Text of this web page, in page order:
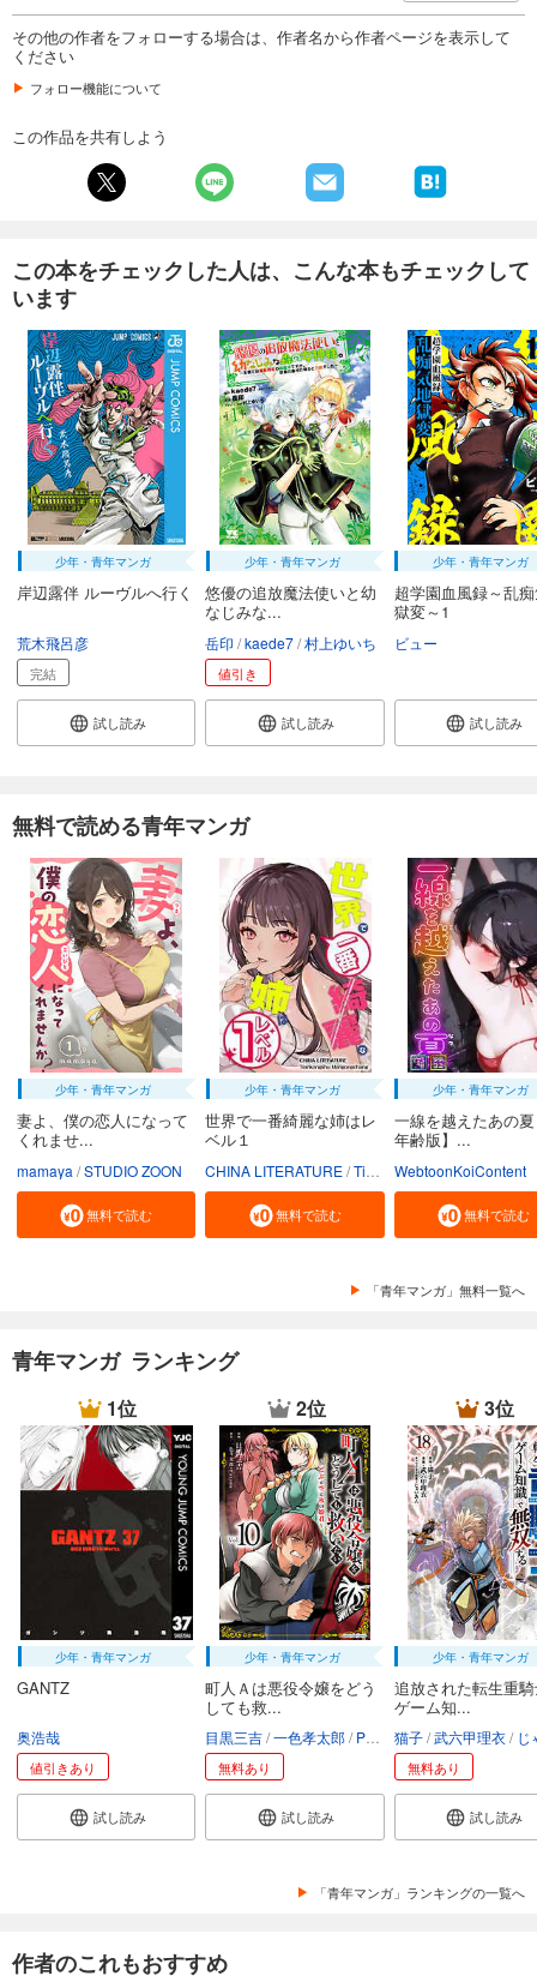
あらすじを表示する
その他の作者をフォローする場合は、作者名から作者ページを表示して
ください
フォロー機能について
この作品を共有しよう
この本をチェックした人は、こんな本もチェックして
います
少年・青年マンガ
岸辺露伴 ルーヴルへ行く
荒木飛呂彦
完結
試し読み
少年・青年マンガ
悠優の追放魔法使いと幼
なじみな...
岳印 kaede7 村上ゆいち
値引き
試し読み
少年・青年マンガ
超学園血風録～乱
獄変～1
ビュー
試し読み
無料で読める青年マンガ
少年・青年マンガ
妻よ、僕の恋人になって
くれませ...
mamaya STUDIO ZOON
無料で読む
少年・青年マンガ
世界で一番綺麗な姉はレ
ベル１
CHINA LITERATURE Tiankongshu Mangongchang
無料で読む
少年・青年マンガ
一線を越えたあの
年齢版】...
WebtoonKoiContent
無料で読む
「青年マンガ」無料一覧へ
青年マンガ ランキング
1位
少年・青年マンガ
GANTZ
奥浩哉
値引きあり
試し読み
2位
少年・青年マンガ
町人Ａは悪役令嬢をどう
しても救...
目黒三吉 一色孝太郎 Parum
無料あり
試し読み
3位
少年・青年マンガ
追放された転生重
ゲーム知...
猫子 武六甲理衣 じゃ
無料あり
試し読み
「青年マンガ」ランキングの一覧へ
作者のこれもおすすめ